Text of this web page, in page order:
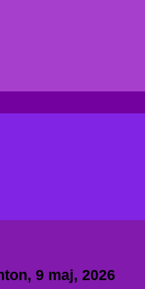
9 maj, 2026